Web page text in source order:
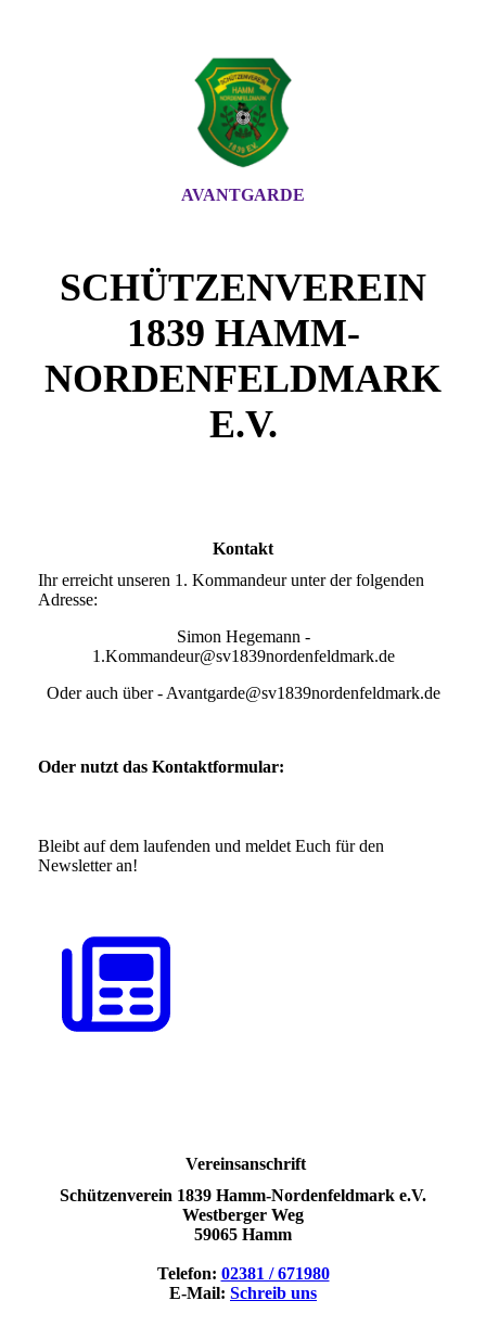
AVANTGARDE
SCHÜTZENVEREIN
1839 HAMM-
NORDENFELDMARK
E.V.
Kontakt
Ihr erreicht unseren 1. Kommandeur unter der folgenden
Adresse:
Simon Hegemann -
1.Kommandeur@sv1839nordenfeldmark.de
Oder auch über - Avantgarde@sv1839nordenfeldmark.de
Oder nutzt das Kontaktformular:
Bleibt auf dem laufenden und meldet Euch für den
Newsletter an!
Vereinsanschrift
Schützenverein 1839 Hamm-Nordenfeldmark e.V.
Westberger Weg
59065 Hamm
Telefon: 02381 / 671980
E-Mail: Schreib uns